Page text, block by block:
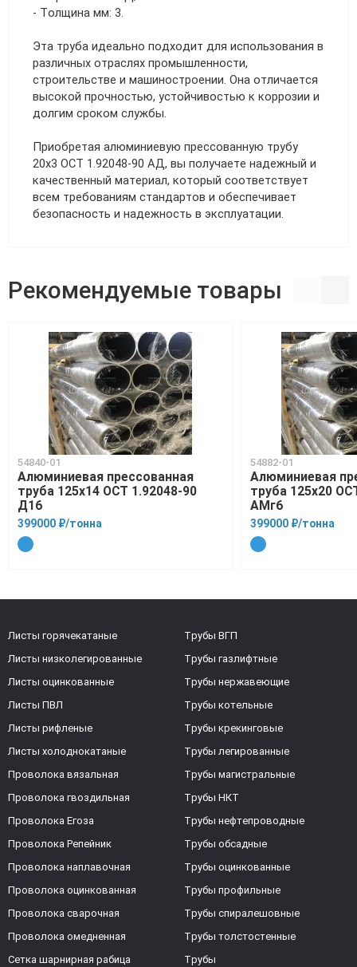
- Толщина мм: 3.
Эта труба идеально подходит для использования в
различных отраслях промышленности,
строительстве и машиностроении. Она отличается
высокой прочностью, устойчивостью к коррозии и
долгим сроком службы.
Приобретая алюминиевую прессованную трубу
20х3 ОСТ 1.92048-90 АД, вы получаете надежный и
качественный материал, который соответствует
всем требованиям стандартов и обеспечивает
безопасность и надежность в эксплуатации.
Рекомендуемые товары
54840-01
Алюминиевая прессованная
труба 125х14 ОСТ 1.92048-90
Д16
399000 ₽/тонна
54882-01
Алюминиевая
труба 125х20
АМг6
399000 ₽/тонна
Листы горячекатаные
Листы низколегированные
Листы оцинкованные
Листы ПВЛ
Листы рифленые
Листы холоднокатаные
Проволока вязальная
Проволока гвоздильная
Проволока Егоза
Проволока Репейник
Проволока наплавочная
Проволока оцинкованная
Проволока сварочная
Проволока омедненная
Сетка шарнирная рабица
Трубы ВГП
Трубы газлифтные
Трубы нержавеющие
Трубы котельные
Трубы крекинговые
Трубы легированные
Трубы магистральные
Трубы НКТ
Трубы нефтепроводные
Трубы обсадные
Трубы оцинкованные
Трубы профильные
Трубы спиралешовные
Трубы толстостенные
Трубы